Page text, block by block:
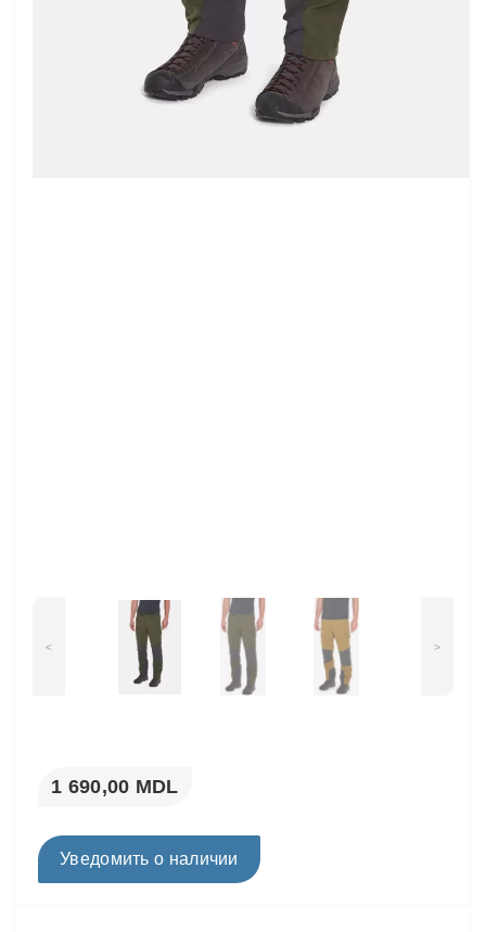
< >
1 690,00 MDL
Уведомить о наличии